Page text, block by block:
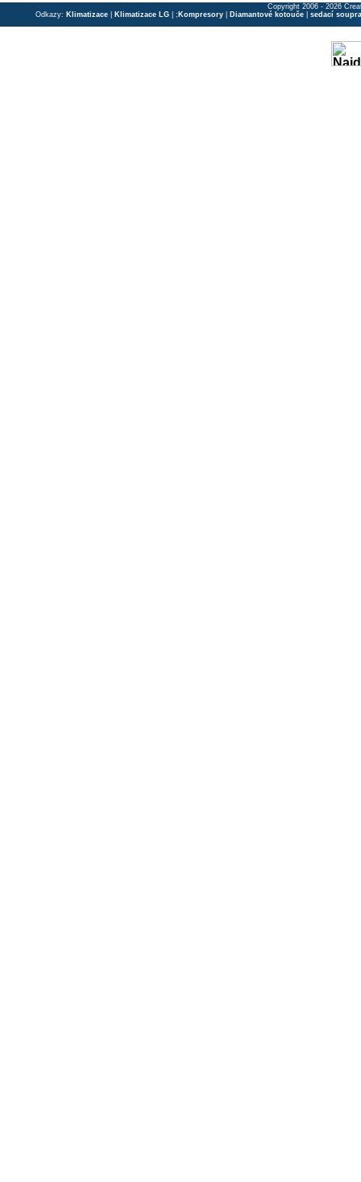
Copyright 2006 - 2026
Odkazy: Klimatizace Klimatizace LG | ; Kompresory Diamantové kotouče sedací